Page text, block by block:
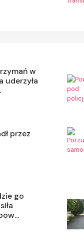
w
uderzyła
przez
go